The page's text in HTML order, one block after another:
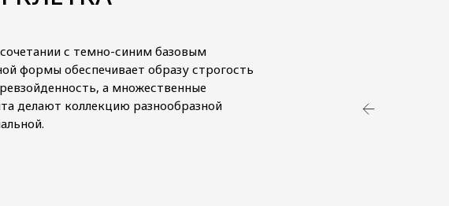
подобранный
удобством, высоким
дизайном.
с темно-синим базовым
формы обеспечивает образу строгость
а множественные
делают коллекцию разнообразной